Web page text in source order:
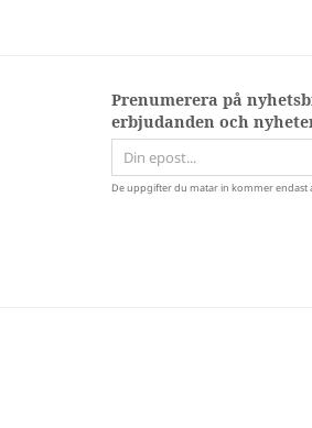
Prenumerera på
erbjudanden och
De uppgifter du matar in kommer endast